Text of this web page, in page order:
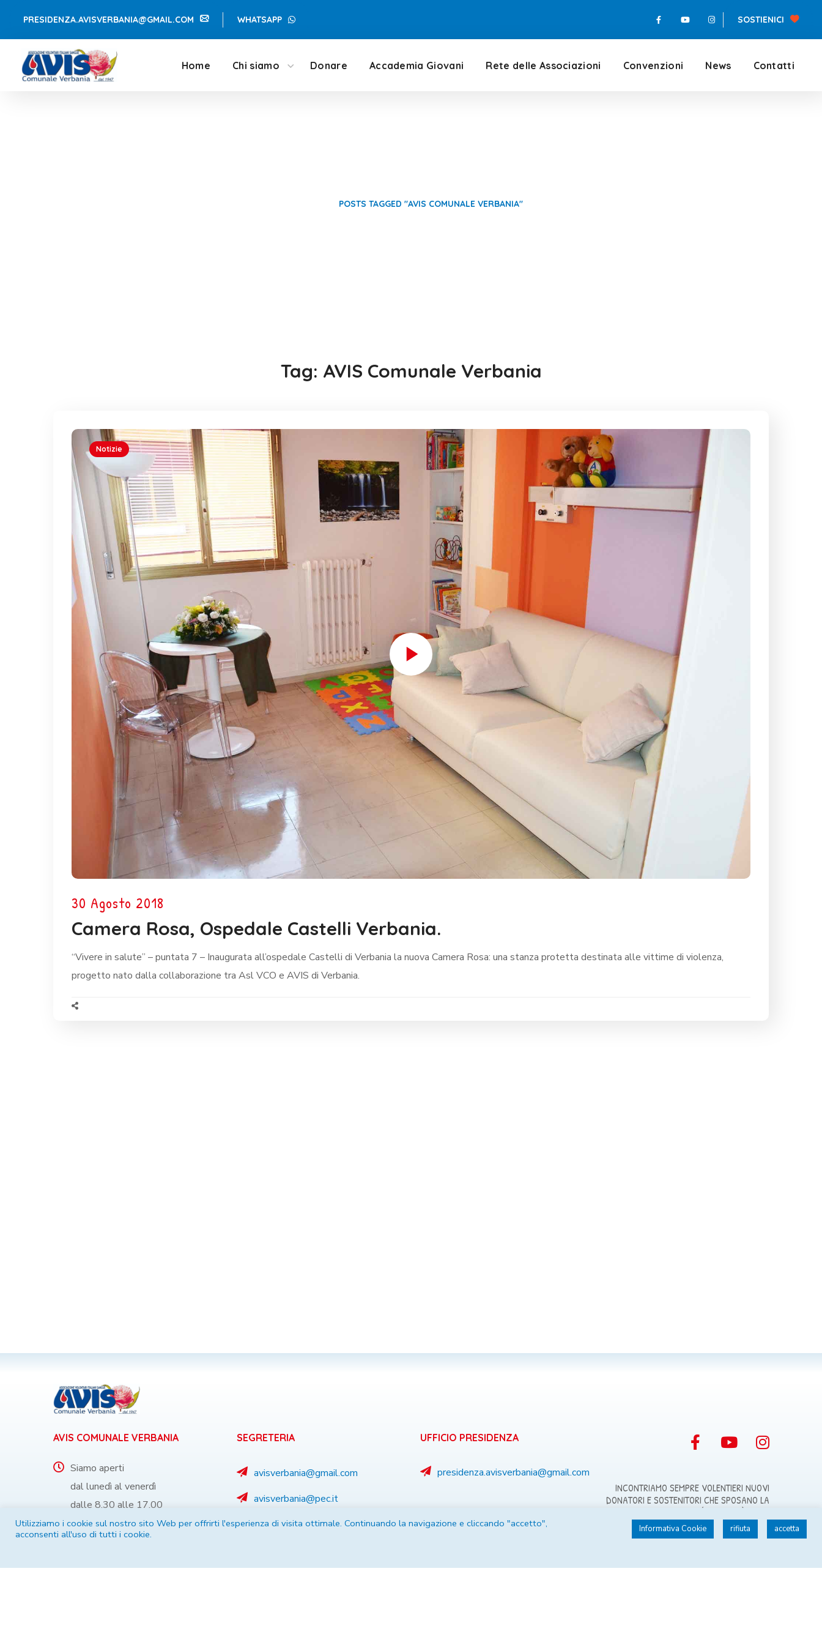
PRESIDENZA.AVISVERBANIA@GMAIL.COM WHATSAPP SOSTIENICI
Home Chi siamo Donare Accademia Giovani Rete delle Associazioni Convenzioni News Contatti
POSTS TAGGED "AVIS COMUNALE VERBANIA"
Tag: AVIS Comunale Verbania
Notizie
30 Agosto 2018
Camera Rosa, Ospedale Castelli Verbania.
“Vivere in salute” – puntata 7 – Inaugurata all’ospedale Castelli di Verbania la nuova Camera Rosa: una stanza protetta destinata alle vittime di violenza,
progetto nato dalla collaborazione tra Asl VCO e AVIS di Verbania.
AVIS COMUNALE VERBANIA
Siamo aperti
dal lunedì al venerdì
dalle 8.30 alle 17.00
Via De Marchi 16
SEGRETERIA
avisverbania@gmail.com
avisverbania@pec.it
0323 50 20 34
UFFICIO PRESIDENZA
presidenza.avisverbania@gmail.com
INCONTRIAMO SEMPRE VOLENTIERI NUOVI
DONATORI E SOSTENITORI CHE SPOSANO LA
NOSTRA CAUSA, PERCHÉ DONARE È GIOIA!
Utilizziamo i cookie sul nostro sito Web per offrirti l'esperienza di visita ottimale. Continuando la navigazione e cliccando "accetto",
acconsenti all'uso di tutti i cookie.
Informativa Cookie rifiuta accetta